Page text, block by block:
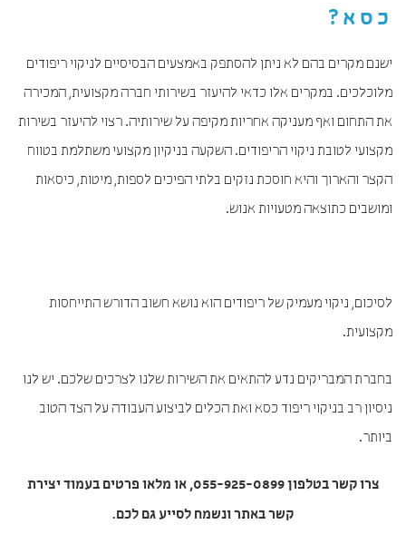
כסא ?
ישנם מקרים בהם לא ניתן להסתפק באמצעים הבסיסיים לניקוי ריפודים
מלוכלכים. במקרים אלו כדאי להיעזר בשירותי חברה מקצועית, המכירה
את התחום ואף מעניקה אחריות מקיפה על שירותיה. רצוי להיעזר בשירות
מקצועי לטובת ניקוי הריפודים. השקעה בניקיון מקצועי משתלמת בטווח
הקצר והארוך והיא חוסכת נזקים בלתי הפיכים לספות, מיטות, כיסאות
ומושבים כתוצאה מטעויות אנוש.
לסיכום, ניקוי מעמיק של ריפודים הוא נושא חשוב הדורש התייחסות
מקצועית.
בחברת המבריקים נדע להתאים את השירות שלנו לצרכים שלכם. יש לנו
ניסיון רב בניקוי ריפוד כסא ואת הכלים לביצוע העבודה על הצד הטוב
ביותר.
צרו קשר בטלפון 055-925-0899, או מלאו פרטים בעמוד יצירת
קשר באתר ונשמח לסייע גם לכם.